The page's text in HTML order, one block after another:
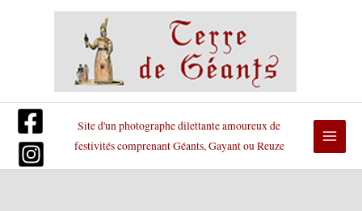
Site d'un photographe dilettante amoureux de
festivités comprenant Géants, Gayant ou Reuze